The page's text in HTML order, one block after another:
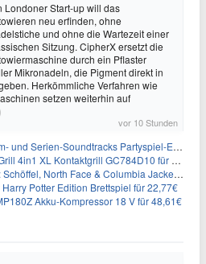
Londoner Start-up will das
neu erfinden, ohne
und ohne die Wartezeit einer
Sitzung. CipherX ersetzt die
durch ein Pflaster
Mikronadeln, die Pigment direkt in
Herkömmliche Verfahren wie
setzen weiterhin auf
vor 10 Stunden
Serien-Soundtracks Partyspiel-Erweiterung für 6,99€
4in1 XL Kontaktgrill GC784D10 für 239,99€
North Face & Columbia Jacken ab 39,60€
Potter Edition Brettspiel für 22,77€
Akku-Kompressor 18 V für 48,61€